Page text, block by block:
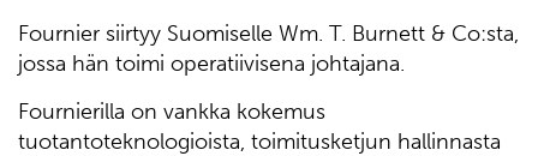
Fournier siirtyy Suomiselle Wm. T. Burnett & Co:sta,
jossa hän toimi operatiivisena johtajana.
Fournierilla on vankka kokemus
tuotantoteknologioista, toimitusketjun hallinnasta